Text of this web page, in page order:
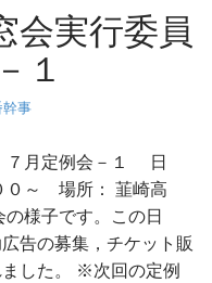
会実行委員
１
幹事
７月定例会－１ 日
０～ 場所： 韮崎高
様子です。この日
告の募集，チケット販
した。 ※次回の定例